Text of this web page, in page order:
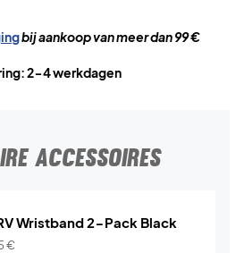
bij aankoop van meer dan 99 €
2-4 werkdagen
ACCESSOIRES
Wristband 2-Pack Black
€